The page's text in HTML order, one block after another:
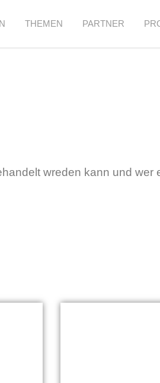
THEMEN PARTNER
wreden kann und wer